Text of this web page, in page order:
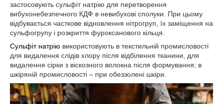
застосовують сульфіт натрію для перетворення
вибухонебезпечного КДФ в невибухові сполуки. При цьому
відбувається часткове відновлення нітрогруп, їх заміщення на
сульфогрупу і розкриття фуроксанового кільця.
Сульфіт натрію використовують в текстильній промисловості
для видалення слідів хлору після відбілення тканини, для
видалення сірки з віскозного волокна після формування; в
шкіряній промисловості – при обеззолені шкіри.